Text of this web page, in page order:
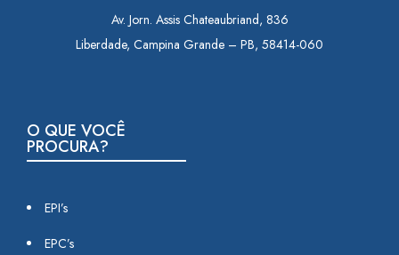
Av. Jorn. Assis Chateaubriand, 836
Liberdade, Campina Grande – PB, 58414-060
O QUE VOCÊ
PROCURA?
EPI’s
EPC’s